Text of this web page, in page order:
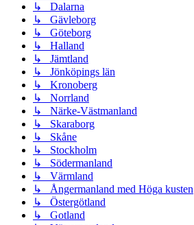
↳ Dalarna
↳ Gävleborg
↳ Göteborg
↳ Halland
↳ Jämtland
↳ Jönköpings län
↳ Kronoberg
↳ Norrland
↳ Närke-Västmanland
↳ Skaraborg
↳ Skåne
↳ Stockholm
↳ Södermanland
↳ Värmland
↳ Ångermanland med Höga kusten
↳ Östergötland
↳ Gotland